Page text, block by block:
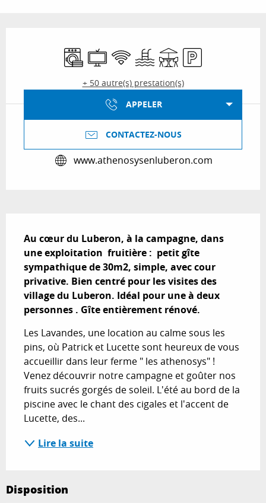
Lave lingeTélévision
WiFi PiscineTerrasseParking
+ 50 autre(s) prestation(s)
APPELER
CONTACTEZ-NOUS
www.athenosysenluberon.com
Au cœur du Luberon, à la campagne, dans
une exploitation  fruitière :  petit gîte
sympathique de 30m2, simple, avec cour
privative. Bien centré pour les visites des
village du Luberon. Idéal pour une à deux
personnes . Gîte entièrement rénové.
Les Lavandes, une location au calme sous les
pins, où Patrick et Lucette sont heureux de vous
accueillir dans leur ferme " les athenosys" !
Venez découvrir notre campagne et goûter nos
fruits sucrés gorgés de soleil. L'été au bord de la
piscine avec le chant des cigales et l'accent de
Lucette, des...
Lire la suite
Disposition